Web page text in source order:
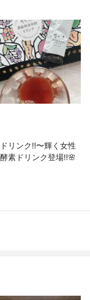
リンク‼️〜輝く女性
素ドリンク登場‼️🌸